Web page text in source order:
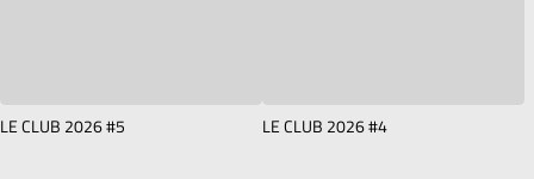
LE CLUB 2026 #5 LE CLUB 2026 #4